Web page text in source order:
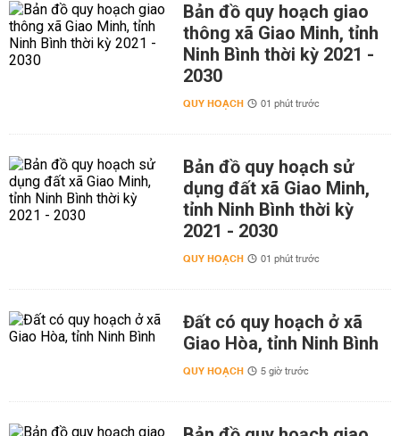
Bản đồ quy hoạch giao
thông xã Giao Minh, tỉnh
Ninh Bình thời kỳ 2021 -
2030
QUY HOẠCH 01 phút trước
Bản đồ quy hoạch sử
dụng đất xã Giao Minh,
tỉnh Ninh Bình thời kỳ
2021 - 2030
QUY HOẠCH 01 phút trước
Đất có quy hoạch ở xã
Giao Hòa, tỉnh Ninh Bình
QUY HOẠCH 5 giờ trước